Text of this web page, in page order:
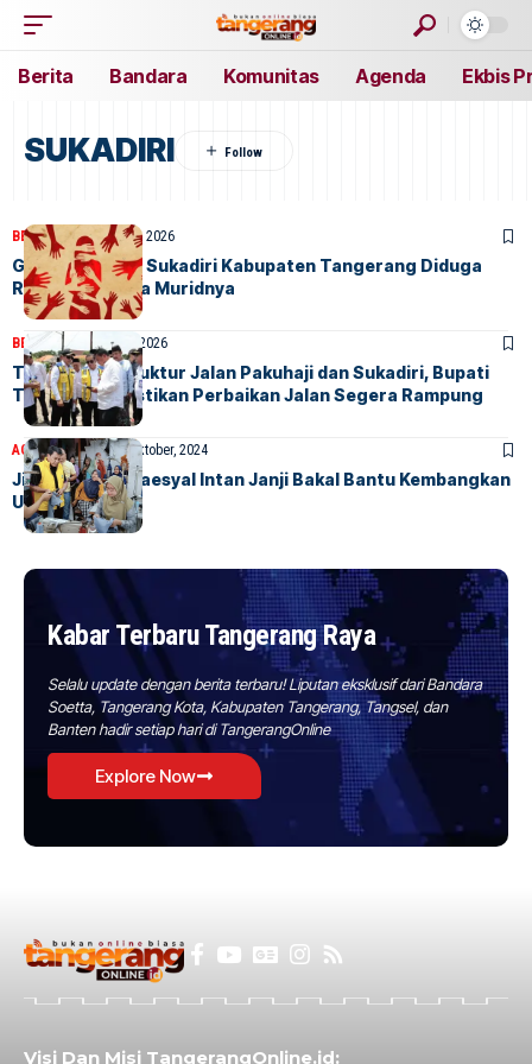
Berita Bandara Komunitas Agenda Ekbis
SUKADIRI
BERITA HOME 27 April, 2026
Guru Ngaji Asal Sukadiri Kabupaten Tangerang Diduga
Rudapaksa Tiga Muridnya
BERITA HOME2 April, 2026
Tinjau Infrastruktur Jalan Pakuhaji dan Sukadiri, Bupati
Tangerang Pastikan Perbaikan Jalan Segera Rampung
AGENDABERITA30 Oktober, 2024
Jika Terpilih, Maesyal Intan Janji Bakal Bantu Kembangkan
UMKM dan IKM
Kabar Terbaru Tangerang Raya
Selalu update dengan berita terbaru! Liputan eksklusif dari Bandara
Soetta, Tangerang Kota, Kabupaten Tangerang, Tangsel, dan
Banten hadir setiap hari di TangerangOnline
Explore Now
Visi Dan Misi TangerangOnline.id: